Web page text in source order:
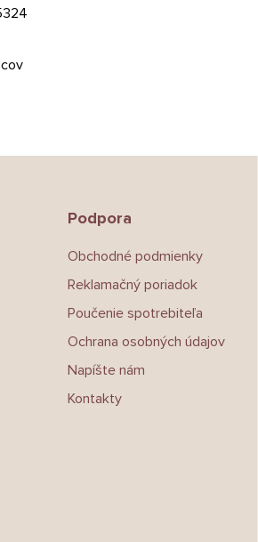
Podpora
Obchodné podmienky
Reklamačný poriadok
Poučenie spotrebiteľa
Ochrana osobných údajov
Napíšte nám
Kontakty